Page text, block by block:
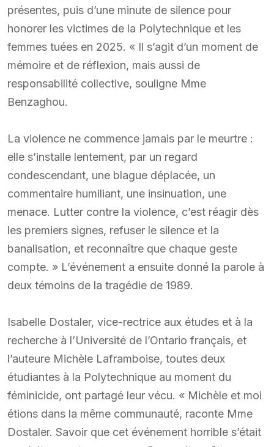
présentes, puis d’une minute de silence pour
honorer les victimes de la Polytechnique et les
femmes tuées en 2025. « Il s’agit d’un moment de
mémoire et de réflexion, mais aussi de
responsabilité collective, souligne Mme
Benzaghou.
La violence ne commence jamais par le meurtre :
elle s’installe lentement, par un regard
condescendant, une blague déplacée, un
commentaire humiliant, une insinuation, une
menace. Lutter contre la violence, c’est réagir dès
les premiers signes, refuser le silence et la
banalisation, et reconnaître que chaque geste
compte. » L’événement a ensuite donné la parole à
deux témoins de la tragédie de 1989.
Isabelle Dostaler, vice-rectrice aux études et à la
recherche à l’Université de l’Ontario français, et
l’auteure Michèle Laframboise, toutes deux
étudiantes à la Polytechnique au moment du
féminicide, ont partagé leur vécu. « Michèle et moi
étions dans la même communauté, raconte Mme
Dostaler. Savoir que cet événement horrible s’était